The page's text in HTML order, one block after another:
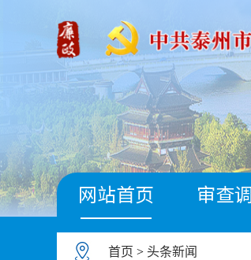
网站首页 审查
首页 > 头条新闻